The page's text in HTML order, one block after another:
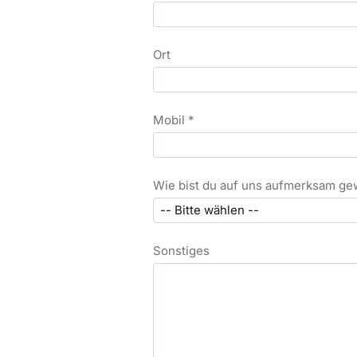
Ort
Mobil *
Wie bist du auf uns aufmerksam
Sonstiges